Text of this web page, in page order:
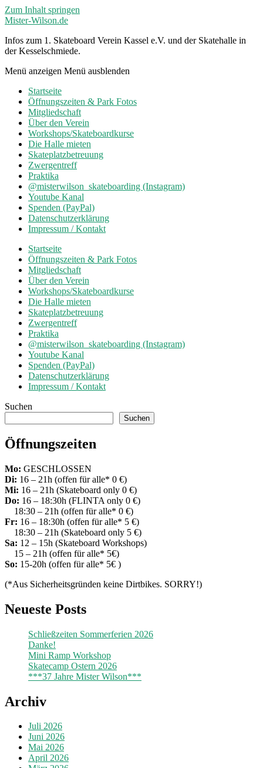
Zum Inhalt springen
Mister-Wilson.de
Infos zum 1. Skateboard Verein Kassel e.V. und der Skatehalle in
der Kesselschmiede.
Menü anzeigen Menü ausblenden
Startseite
Öffnungszeiten & Park Fotos
Mitgliedschaft
Über den Verein
Workshops/Skateboardkurse
Die Halle mieten
Skateplatzbetreuung
Zwergentreff
Praktika
@misterwilson_skateboarding (Instagram)
Youtube Kanal
Spenden (PayPal)
Datenschutzerklärung
Impressum / Kontakt
Startseite
Öffnungszeiten & Park Fotos
Mitgliedschaft
Über den Verein
Workshops/Skateboardkurse
Die Halle mieten
Skateplatzbetreuung
Zwergentreff
Praktika
@misterwilson_skateboarding (Instagram)
Youtube Kanal
Spenden (PayPal)
Datenschutzerklärung
Impressum / Kontakt
Suchen
Suchen
Öffnungszeiten
Mo: GESCHLOSSEN
Di: 16 – 21h (offen für alle* 0 €)
Mi: 16 – 21h (Skateboard only 0 €)
Do: 16 – 18:30h (FLINTA only 0 €)
18:30 – 21h (offen für alle* 0 €)
Fr: 16 – 18:30h (offen für alle* 5 €)
18:30 – 21h (Skateboard only 5 €)
Sa: 12 – 15h (Skateboard Workshops)
15 – 21h (offen für alle* 5€)
So: 15-20h (offen für alle* 5€ )
(*Aus Sicherheitsgründen keine Dirtbikes. SORRY!)
Neueste Posts
Schließzeiten Sommerferien 2026
Danke!
Mini Ramp Workshop
Skatecamp Ostern 2026
***37 Jahre Mister Wilson***
Archiv
Juli 2026
Juni 2026
Mai 2026
April 2026